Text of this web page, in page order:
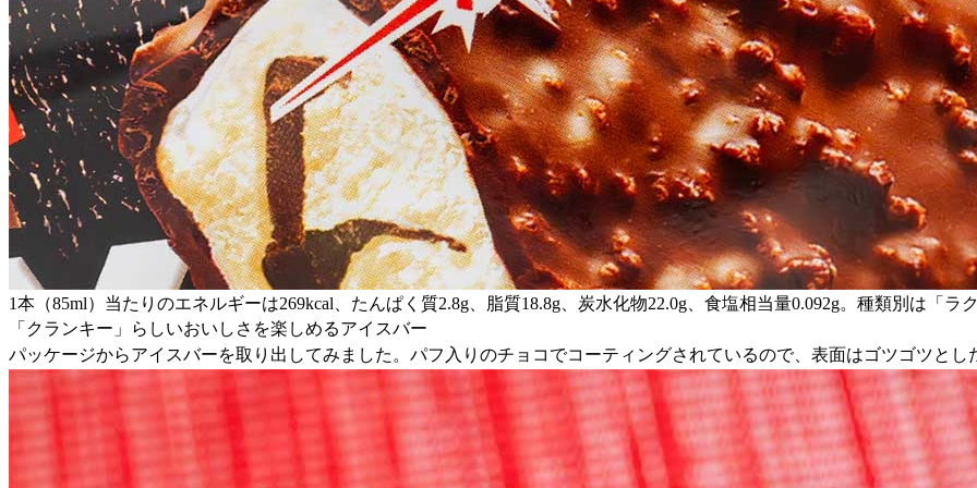
1本（85ml）当たりのエネルギーは269kcal、たんぱく質2.8g、脂質18.8g、炭水化物22.0g、食塩相当量0.092g。種類別は「ラ
「クランキー」らしいおいしさを楽しめるアイスバー
パッケージからアイスバーを取り出してみました。パフ入りのチョコでコーティングされているので、表面はゴツゴツと